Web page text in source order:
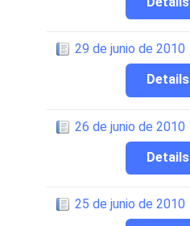
29 de junio de 2010
Details
26 de junio de 2010
Details
25 de junio de 2010